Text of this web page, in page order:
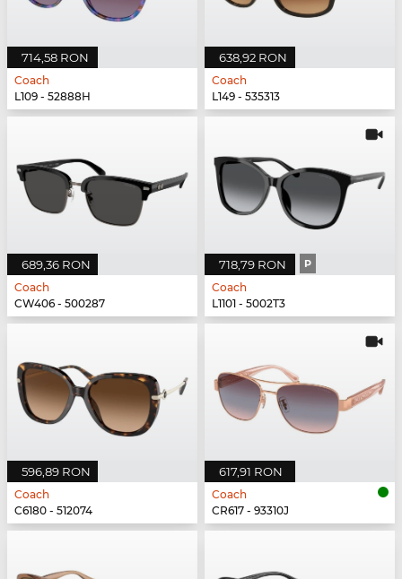
714,58 RON
Coach
L109 - 52888H
638,92 RON
Coach
L149 - 535313
689,36 RON
Coach
CW406 - 500287
718,79 RON P
Coach
L1101 - 5002T3
596,89 RON
Coach
C6180 - 512074
617,91 RON
Coach
CR617 - 93310J